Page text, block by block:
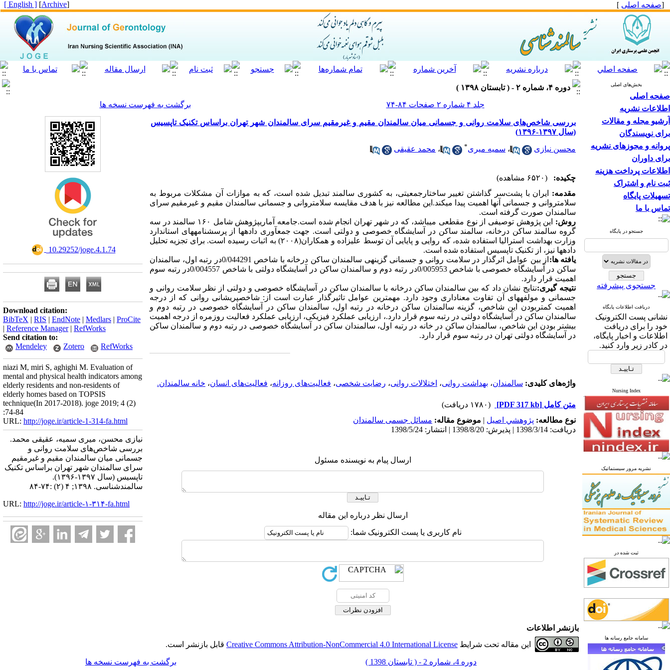
[صفحه اصلی ]
[
Archive
]
[ English ]
بخش‌های اصلی
صفحه اصلی
اطلاعات نشریه
آرشیو مجله و مقالات
برای نویسندگان
پروانه و مجوزهای نشریه
برای داوران
اطلاعات پرداخت هزینه
ثبت نام و اشتراک
تسهیلات پایگاه
تماس با ما
جستجو در پایگاه
جستجوی پیشرفته
دریافت اطلاعات پایگاه
نشانی پست الکترونیک
خود را برای دریافت
اطلاعات و اخبار پایگاه،
در کادر زیر وارد کنید.
Nursing Index
نشریه مرور سیستماتیک
ثبت شده در
سامانه جامع رسانه ها
دوره ۴، شماره ۲ - ( تابستان ۱۳۹۸ )
جلد ۴ شماره ۲ صفحات ۸۴-۷۴
برگشت به فهرست نسخه ها
بررسی شاخص‌های سلامت روانی و جسمانی میان سالمندان مقیم و غیرمقیم سرای سالمندان شهر تهران براساس تکنیک تاپسیس
(سال ۱۳۹۷-۱۳۹۶)
محسن نیازی ، سمیه میری* ، محمد عقیقی
چکیده:
(۶۵۲۰ مشاهده)
مقدمه:
ایران با پشت‌سر گذاشتن تغییر ساختارجمعیتی، به کشوری سالمند تبدیل شده است، که به موازات آن مشکلات مربوط به
سلامت­روانی و جسمانی آنها اهمیت پیدا می­کند. این مطالعه نیز با هدف مقایسه سلامت­روانی و جسمانی سالمندان مقیم و غیرمقیم سرای
سالمندان صورت گرفته است.
روش:
این پژوهش توصیفی از نوع مقطعی می­باشد، که در شهر تهران انجام شده است.
جامعه­ آماریپژوهش شامل ۱۶۰ سالمند در سه
گروه سالمند ساکن درخانه، سالمند ساکن در آسایشگاه­ خصوصی و دولتی است. جهت جمع­آوری داده­ها از پرسشنامه­های استاندارد
وزارت بهداشت استرالیا استفاده شده، که روایی و پایایی آن توسط علیزاده و همکاران(۲۰۰۸) به اثبات رسیده است. برای تجزیه تحلیل
داده­ها نیز، از تکنیک تاپسیس استفاده شده است.
یافته­ ها: از بین عوامل اثرگذار در سلامت روانی و جسمانی گزینه­ی سالمندان ساکن درخانه با شاخص 0/044291در رتبه اول، سالمندان
ساکن در آسایشگاه خصوصی با شاخص0/005953در رتبه دوم و سالمندان ساکن در آسایشگاه­ دولتی با شاخص 0/004557در رتبه سوم
اهمیت قرار دارد.
نتیجه­ گیری:نتایج نشان داد که بین سالمندان ساکن درخانه با سالمندان ساکن در آسایشگاه خصوصی و دولتی از نظر سلامت روانی و
جسمانی و مولفه­های آن تفاوت معناداری وجود دارد. مهمترین عوامل تاثیرگذار عبارت است از: شاخص­پریشانی روانی که از درجه
اهمیت کمتربودن این شاخص، گزینه سالمندان ساکن درخانه در رتبه اول، سالمندان ساکن در آسایشگاه خصوصی در رتبه دوم و
سالمندان ساکن در آسایشگاه دولتی در رتبه سوم قرار دارد.، ارزیابی عملکرد فیزیکی، ارزیابی عملکرد فعالیت روزمره از درجه اهمیت
بیشتر بودن این شاخص، سالمندان ساکن در خانه در رتبه اول، سالمندان ساکن در آسایشگاه خصوصی در رتبه دوم و سالمندان ساکن
در آسایشگاه دولتی تهران در رتبه سوم قرار دارد.
واژه‌های کلیدی: سالمندان، بهداشت روانی، اختلالات روانی، رضایت شخصی، فعالیت‌های روزانه، فعالیت‌های انسان، خانه سالمندان.
متن کامل [PDF 317 kb]
(۱۷۸۰ دریافت)
نوع مطالعه: پژوهشي اصیل | موضوع مقاله: مسائل جسمی سالمندان
دریافت: 1398/3/14 | پذیرش: 1398/8/20 | انتشار: 1398/5/24
ارسال پیام به نویسنده مسئول
ارسال نظر درباره این مقاله
نام کاربری یا پست الکترونیک شما:
‎ 10.29252/joge.4.1.74
Download citation:
BibTeX | RIS | EndNote | Medlars | ProCite
| Reference Manager| RefWorks
Send citation to:
Mendeley
Zotero RefWorks
niazi M, miri S, aghighi M. Evaluation of
mental and physical health indicators among
elderly residents and non-residents of
elderly homes based on TOPSIS
technique(In 2017-2018). joge 2019; 4 (2)
:74-84
URL: http://joge.ir/article-1-314-fa.html
نیازی محسن، میری سمیه، عقیقی محمد.
بررسی شاخص‌های سلامت روانی و
جسمانی میان سالمندان مقیم و غیرمقیم
سرای سالمندان شهر تهران براساس تکنیک
تاپسیس (سال ۱۳۹۷-۱۳۹۶).
سالمندشناسی. ۱۳۹۸; ۴ (۲) :۷۴-۸۴
URL: http://joge.ir/article-۱-۳۱۴-fa.html
بازنشر اطلاعات
این مقاله تحت شرایط Creative Commons Attribution-NonCommercial 4.0 International License قابل بازنشر است.
دوره 4، شماره 2 - ( تابستان 1398 ) برگشت به فهرست نسخه ها